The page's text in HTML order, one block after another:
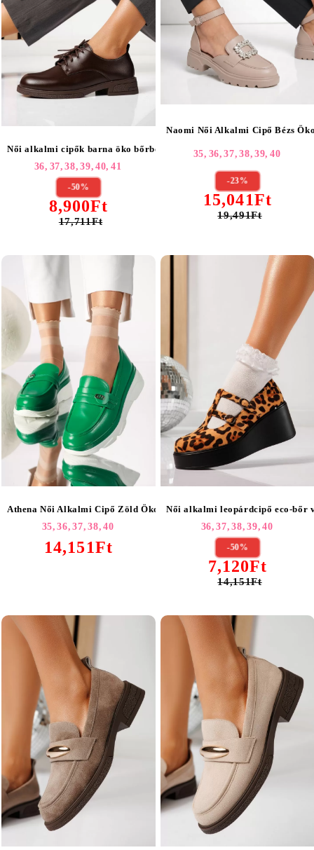
Női alkalmi cipők barna öko bőrből készült Bellamy #24889
36, 37, 38, 39, 40, 41
-50%
8,900Ft
17,711Ft
Naomi Női Alkalmi Cipő Bézs
35, 36, 37, 38, 39, 40
-23%
15,041Ft
19,491Ft
Athena Női Alkalmi Cipő Zöld Ökológiai Bőrből #18275
35, 36, 37, 38, 40
14,151Ft
Női alkalmi leopárdcipő eco-bőr
36, 37, 38, 39, 40
-50%
7,120Ft
14,151Ft